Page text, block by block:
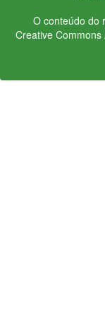
O conteúdo do
Creative Commons